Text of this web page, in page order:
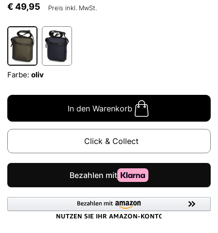
€ 49,95 Preis inkl. MwSt.
Farbe: oliv
In den Warenkorb
Click & Collect